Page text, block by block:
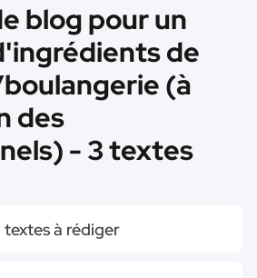
blog pour un
de
(à
des
- 3 textes
textes à rédiger